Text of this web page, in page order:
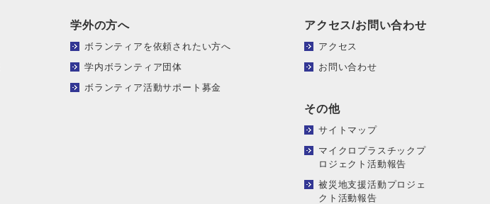
学外の方へ
ボランティアを依頼されたい方へ
学内ボランティア団体
ボランティア活動サポート募金
アクセス/お問い合わせ
アクセス
お問い合わせ
その他
サイトマップ
マイクロプラスチックプ
ロジェクト活動報告
被災地支援活動プロジェ
クト活動報告